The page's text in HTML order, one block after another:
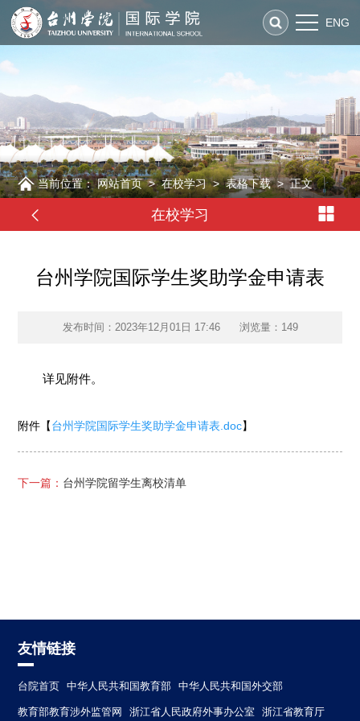
ENG
当前位置： 网站首页>在校学习>表格下载>正文
在校学习
台州学院国际学生奖助学金申请表
发布时间：2023年12月01日 17:46 浏览量： 149
详见附件。
附件【台州学院国际学生奖助学金申请表.doc】
下一篇： 台州学院留学生离校清单
友情链接
台院首页 中华人民共和国教育部 中华人民共和国外交部
教育部教育涉外监管网 浙江省人民政府外事办公室 浙江省教育厅